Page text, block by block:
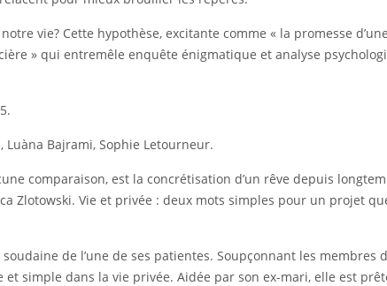
vie? Cette hypothèse, excitante comme « la promesse
» qui entremêle enquête énigmatique et analyse
Luàna Bajrami, Sophie Letourneur.
comparaison, est la concrétisation d’un rêve depuis
Zlotowski. Vie et privée : deux mots simples pour un projet
de l’une de ses patientes. Soupçonnant les membres
simple dans la vie privée. Aidée par son ex-mari, elle est